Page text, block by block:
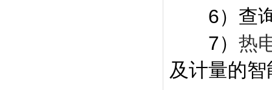
6）查
7） 热
及计量的